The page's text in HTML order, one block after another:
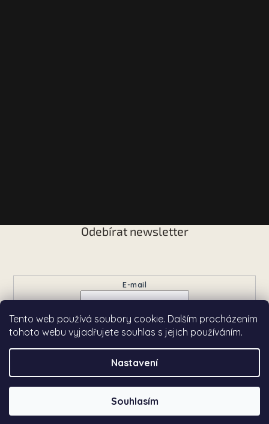
Tento web používá soubory cookie. Dalším procházením
tohoto webu vyjadřujete souhlas s jejich používáním.
Nastavení
Souhlasím
Odebírat newsletter
E-mail
Přihlásit se
Copyright 2026Chardé. Všechna práva vyhrazena.